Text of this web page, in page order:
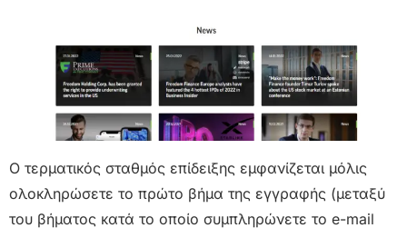
Ο τερματικός σταθμός επίδειξης εμφανίζεται μόλις
ολοκληρώσετε το πρώτο βήμα της εγγραφής (μεταξύ
του βήματος κατά το οποίο συμπληρώνετε το e-mail